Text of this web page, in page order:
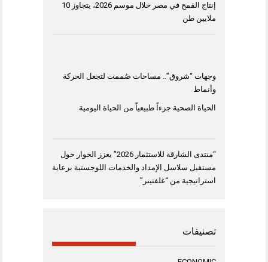
إنتاج القمح في مصر خلال موسم 2026، يتجاوز 10
ملايين طن
وجهات “شروق”.. مساحات صُممت لتجعل الحركة
وأنماط
الحياة الصحية جزءاً طبيعياً من الحياة اليومية
“منتدى الشارقة للاستثمار 2026” يعزز الحوار حول
مستقبل سلاسل الإمداد والخدمات اللوجستية برعاية
استراتيجية من “غلفتينر”
تصنيفات